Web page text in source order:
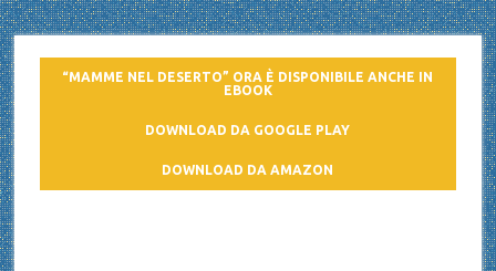
“MAMME NEL DESERTO” ORA È DISPONIBILE ANCHE IN
EBOOK
DOWNLOAD DA GOOGLE PLAY
DOWNLOAD DA AMAZON